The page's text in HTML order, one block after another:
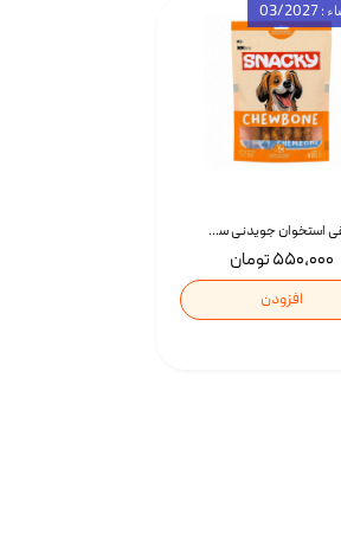
تشویقی استخوان جویدنی سگ اسنکی کرانچی با طعم مرغ Snacky Crunchy Munchy وزن 100 گرم
۵۵۰,۰۰۰ تومان
افزودن
2027